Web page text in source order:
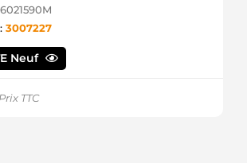
3007227
Neuf
Prix TTC